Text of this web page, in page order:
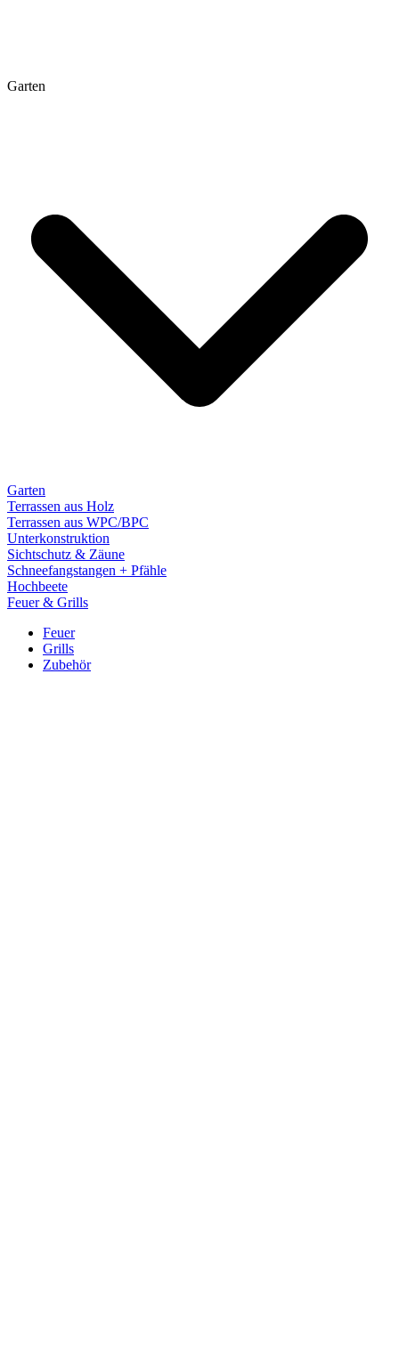
Garten
Garten
Terrassen aus Holz
Terrassen aus WPC/BPC
Unterkonstruktion
Sichtschutz & Zäune
Schneefangstangen + Pfähle
Hochbeete
Feuer & Grills
Feuer
Grills
Zubehör